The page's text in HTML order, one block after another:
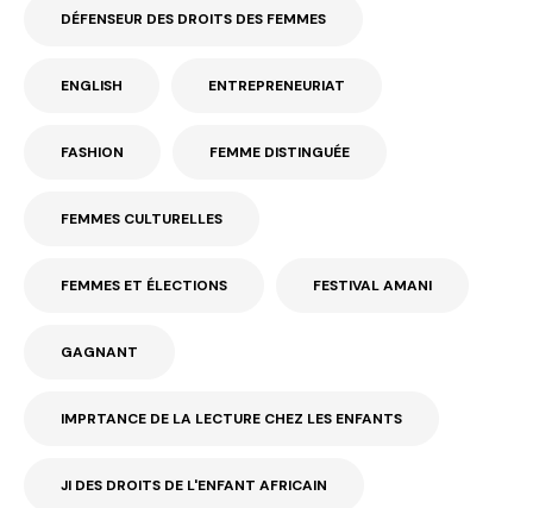
DÉFENSEUR DES DROITS DES FEMMES
ENGLISH ENTREPRENEURIAT
FASHION FEMME DISTINGUÉE
FEMMES CULTURELLES
FEMMES ET ÉLECTIONS FESTIVAL AMANI
GAGNANT
IMPRTANCE DE LA LECTURE CHEZ LES ENFANTS
JI DES DROITS DE L'ENFANT AFRICAIN